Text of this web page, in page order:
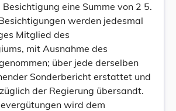
eine Summe von 2 5.
werden jedesmal
Mitglied des
mit Ausnahme des
über jede derselben
Sonderbericht erstattet und
der Regierung übersandt.
wird dem